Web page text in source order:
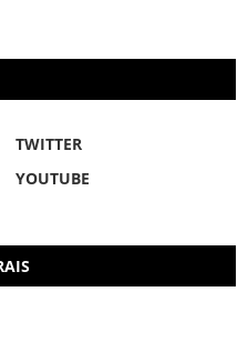
TWITTER
YOUTUBE